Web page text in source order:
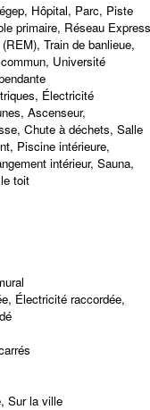
Hôpital, Parc, Piste
primaire, Réseau Express
Train de banlieue,
Université
Électricité
Ascenseur,
Chute à déchets, Salle
Piscine intérieure,
intérieur, Sauna,
toit
Électricité raccordée,
Sur la ville